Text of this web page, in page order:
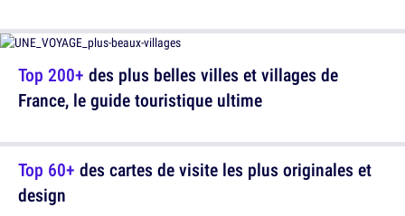
Top 60+ des cartes de visite les plus originales et
design
Top 200+ des plus belles villes et villages de
France, le guide touristique ultime